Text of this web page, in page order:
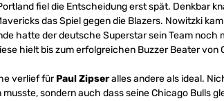
fiel die Entscheidung erst spät. Denkbar
das Spiel gegen die Blazers. Nowitzki
hatte der deutsche Superstar sein Team
hielt bis zum erfolgreichen Buzzer Beater von
verlief fürPaul Zipseralles andere als ideal.
musste, sondern auch dass seine Chicago Bulls